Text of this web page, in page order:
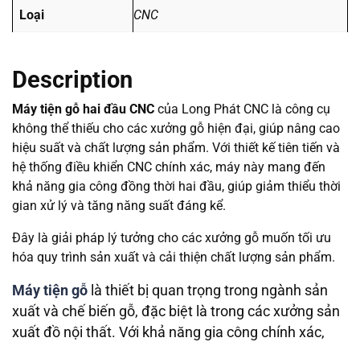
Description
Máy tiện gỗ hai đầu CNC của Long Phát CNC là công cụ
không thể thiếu cho các xưởng gỗ hiện đại, giúp nâng cao
hiệu suất và chất lượng sản phẩm. Với thiết kế tiên tiến và
hệ thống điều khiển CNC chính xác, máy này mang đến
khả năng gia công đồng thời hai đầu, giúp giảm thiểu thời
gian xử lý và tăng năng suất đáng kể.
Đây là giải pháp lý tưởng cho các xưởng gỗ muốn tối ưu
hóa quy trình sản xuất và cải thiện chất lượng sản phẩm.
Máy tiện gỗ là thiết bị quan trọng trong ngành sản
xuất và chế biến gỗ, đặc biệt là trong các xưởng sản
xuất đồ nội thất. Với khả năng gia công chính xác,
Loại CNC